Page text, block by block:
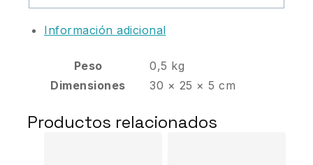
Información adicional
Peso
0,5 kg
Dimensiones
30 × 25 × 5 cm
Productos relacionados